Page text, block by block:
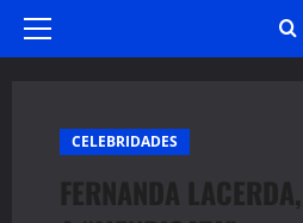
Primary
CELEBRIDADES
FERNANDA LACERDA,